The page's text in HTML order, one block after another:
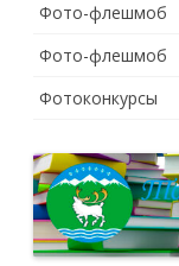
Фото-флешмоб
Фото-флешмоб
Фотоконкурсы